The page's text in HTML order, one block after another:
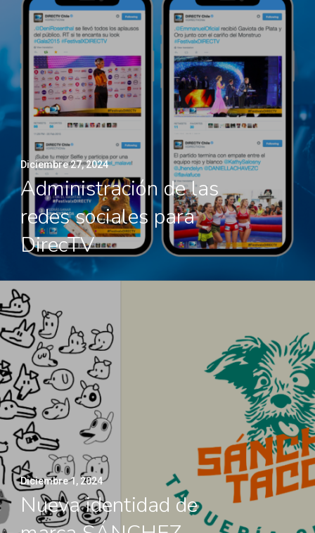
Diciembre 27, 2024
Administración de las
redes sociales para
DirecTV
Diciembre 1, 2024
Nueva identidad de